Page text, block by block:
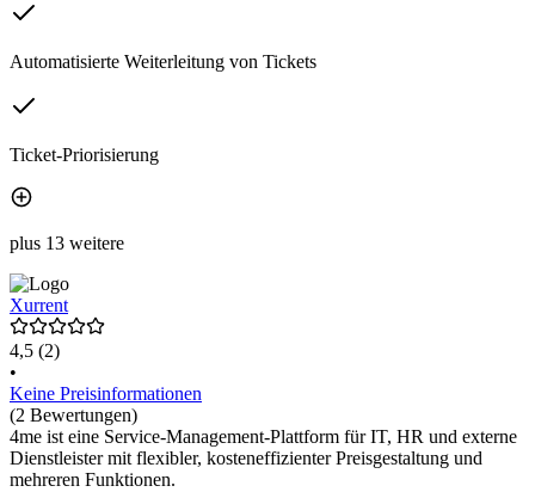
Automatisierte Weiterleitung von Tickets
Ticket-Priorisierung
plus 13 weitere
Xurrent
4,5 (2)
•
Keine Preisinformationen
(2 Bewertungen)
4me ist eine Service-Management-Plattform für IT, HR und externe
Dienstleister mit flexibler, kosteneffizienter Preisgestaltung und
mehreren Funktionen.